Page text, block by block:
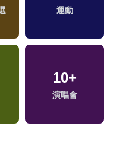
運動
10+
演唱會